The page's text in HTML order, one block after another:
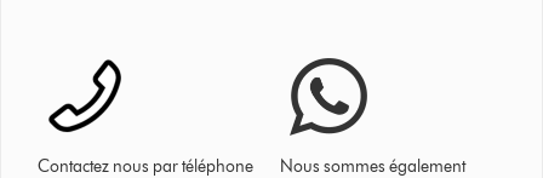
Contactez nous par téléphone
Nous sommes également